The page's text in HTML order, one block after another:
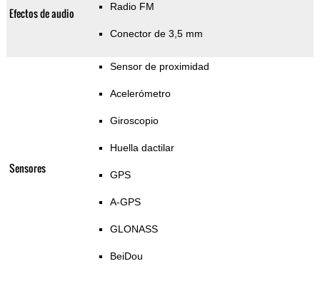
Efectos de audio Radio FM
Conector de 3,5 mm
Sensores
Sensor de proximidad
Acelerómetro
Giroscopio
Huella dactilar
GPS
A-GPS
GLONASS
BeiDou